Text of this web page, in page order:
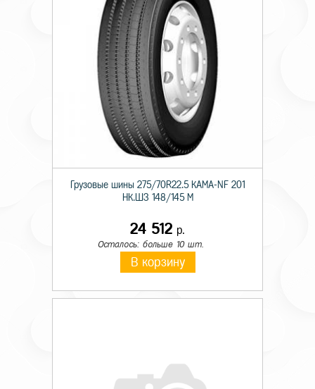
Грузовые шины 275/70R22.5 КАМА-NF 201
НК.ШЗ 148/145 M
24 512 р.
Осталось: больше 10 шт.
В корзину